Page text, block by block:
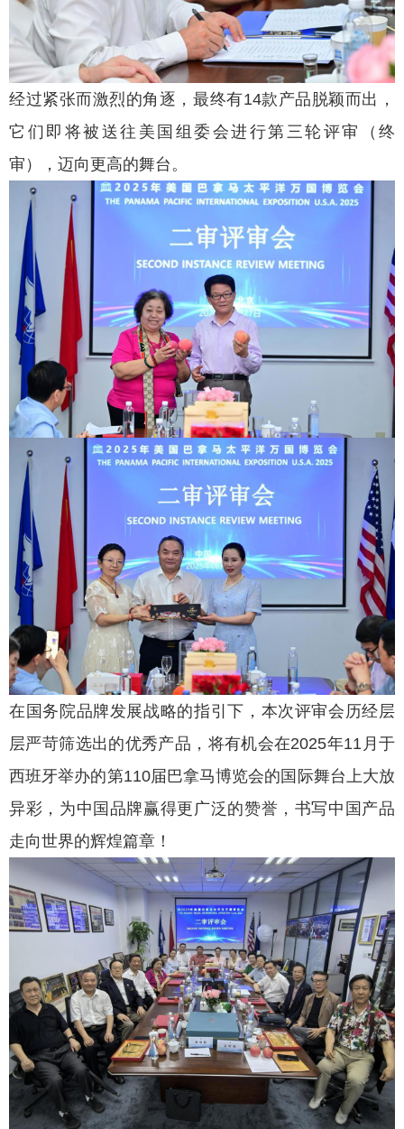
经过紧张而激烈的角逐，最终有14款产品脱颖而出，
它们即将被送往美国组委会进行第三轮评审（终
审），迈向更高的舞台。
在国务院品牌发展战略的指引下，本次评审会历经层
层严苛筛选出的优秀产品，将有机会在2025年11月于
西班牙举办的第110届巴拿马博览会的国际舞台上大放
异彩，为中国品牌赢得更广泛的赞誉，书写中国产品
走向世界的辉煌篇章！